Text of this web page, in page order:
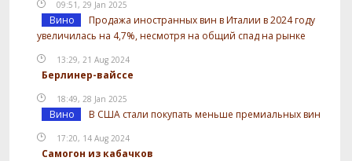
09:51, 29 Jan 2025
Вино
Продажа иностранных вин в Италии в 2024 году
увеличилась на 4,7%, несмотря на общий спад на рынке
13:29, 21 Aug 2024
Берлинер-вайссе
18:49, 28 Jan 2025
Вино В США стали покупать меньше премиальных вин
17:20, 14 Aug 2024
Самогон из кабачков